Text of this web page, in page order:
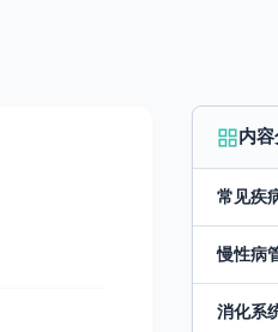
内
常见疾
慢性病
消化系